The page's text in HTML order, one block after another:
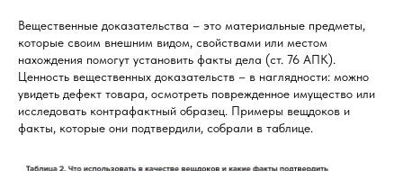
Вещественные доказательства – это материальные предметы,
которые своим внешним видом, свойствами или местом
нахождения помогут установить факты дела (ст. 76 АПК).
Ценность вещественных доказательств – в наглядности: можно
увидеть дефект товара, осмотреть поврежденное имущество или
исследовать контрафактный образец. Примеры вещдоков и
факты, которые они подтвердили, собрали в таблице.